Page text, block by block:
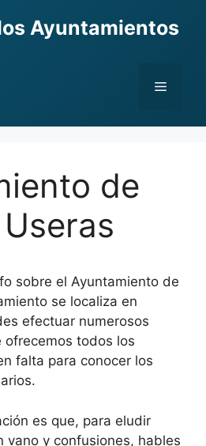
Ayuntamientos
Menu
de
sobre el Ayuntamiento de
se localiza en
efectuar numerosos
ofrecemos todos los
falta para conocer los
es que, para eludir
vano y confusiones, hables